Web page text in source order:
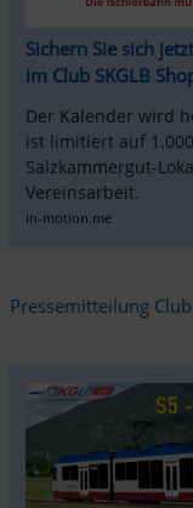
Sichern Sie sich
im Club SKGLB
Der Kalender wird
ist limitiert auf
Salzkammergut-
Vereinsarbeit.
in-motion.me
Pressemitteilung Club